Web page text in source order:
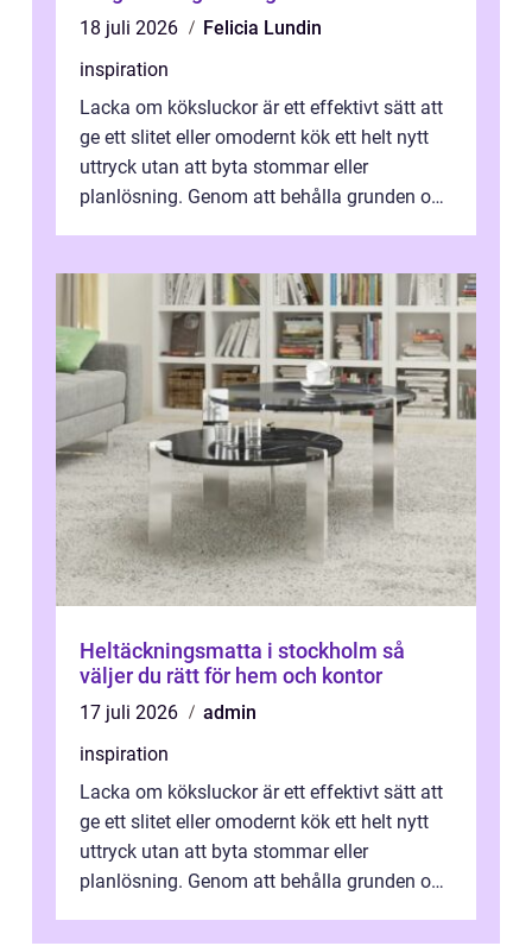
18 juli 2026
Felicia Lundin
inspiration
Lacka om köksluckor är ett effektivt sätt att
ge ett slitet eller omodernt kök ett helt nytt
uttryck utan att byta stommar eller
planlösning. Genom att behålla grunden och
Heltäckningsmatta i stockholm så
väljer du rätt för hem och kontor
17 juli 2026
admin
inspiration
Lacka om köksluckor är ett effektivt sätt att
ge ett slitet eller omodernt kök ett helt nytt
uttryck utan att byta stommar eller
planlösning. Genom att behålla grunden och